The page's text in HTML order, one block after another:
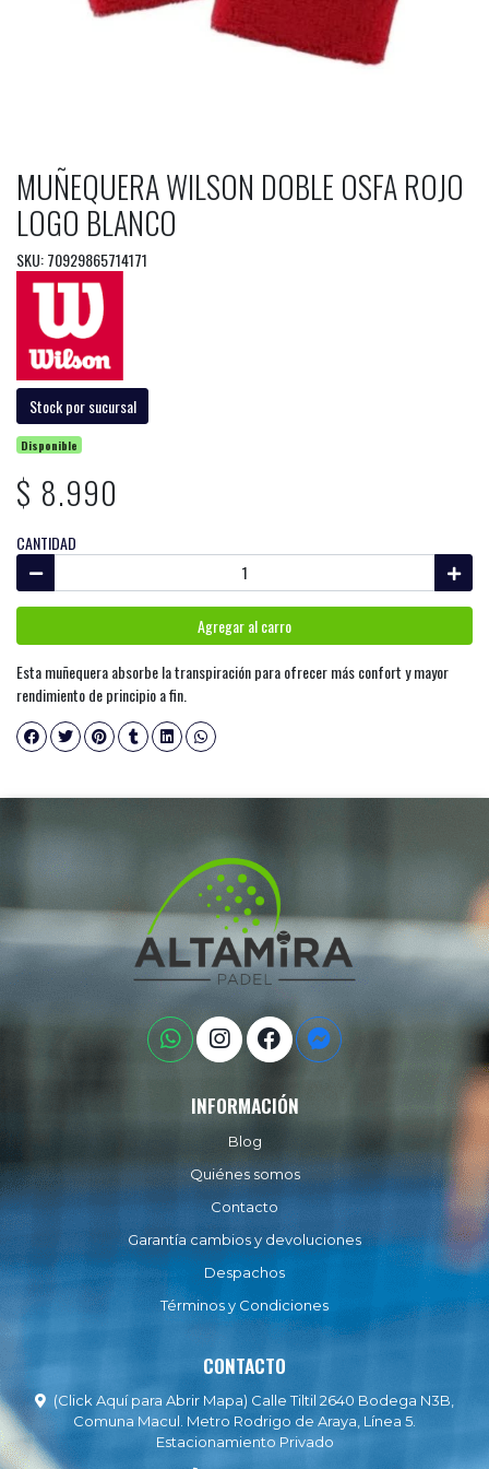
MUÑEQUERA WILSON DOBLE OSFA ROJO
LOGO BLANCO
SKU: 70929865714171
Stock por sucursal
Disponible
$ 8.990
CANTIDAD
Agregar al carro
Esta muñequera absorbe la transpiración para ofrecer más confort y mayor
rendimiento de principio a fin.
INFORMACIÓN
Blog
Quiénes somos
Contacto
Garantía cambios y devoluciones
Despachos
Términos y Condiciones
CONTACTO
(Click Aquí para Abrir Mapa) Calle Tiltil 2640 Bodega N3B,
Comuna Macul. Metro Rodrigo de Araya, Línea 5.
Estacionamiento Privado